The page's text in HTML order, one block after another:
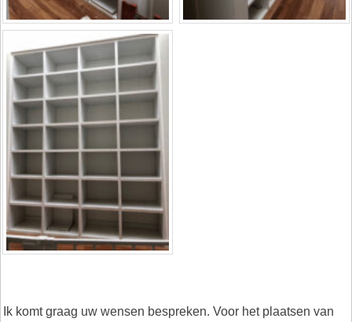
Ik komt graag uw wensen bespreken. Voor het plaatsen van